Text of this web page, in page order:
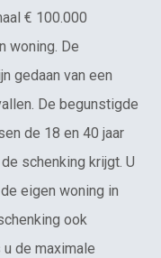
€ 100.000
woning. De
gedaan van een
De begunstigde
de 18 en 40 jaar
schenking krijgt. U
eigen woning in
ook
de maximale